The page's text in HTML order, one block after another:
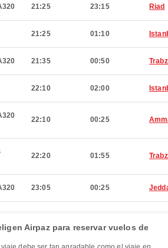
21:25 23:15 Riad
21:25 01:10
21:35 00:50
22:10 02:00
22:10 00:25
22:20 01:55
23:05 00:25
Airpaz para reservar vuelos de